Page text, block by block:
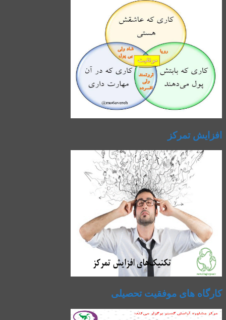
افزایش تمرکز
کارگاه های موفقیت تحصیلی